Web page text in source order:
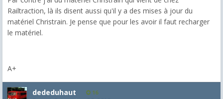
Railtraction, là ils disent aussi qu'il y a des mises à jour du
matériel Christrain. Je pense que pour les avoir il faut recharger
le matériel.
A+
dededuhaut 16